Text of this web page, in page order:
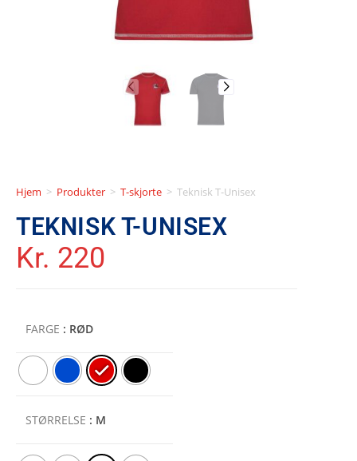
Hjem > Produkter > T-skjorte > Teknisk T-Unisex
TEKNISK T-UNISEX
Kr. 220
FARGE : RØD
STØRRELSE : M